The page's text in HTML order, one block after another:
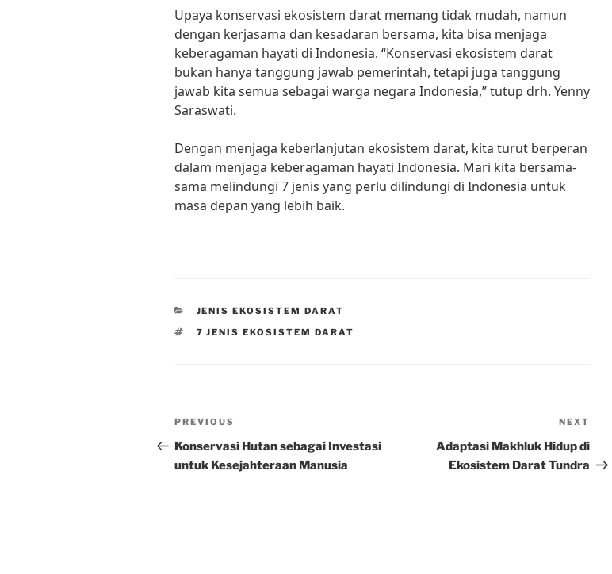
Upaya konservasi ekosistem darat memang tidak mudah, namun
dengan kerjasama dan kesadaran bersama, kita bisa menjaga
keberagaman hayati di Indonesia. “Konservasi ekosistem darat
bukan hanya tanggung jawab pemerintah, tetapi juga tanggung
jawab kita semua sebagai warga negara Indonesia,” tutup drh. Yenny
Saraswati.
Dengan menjaga keberlanjutan ekosistem darat, kita turut berperan
dalam menjaga keberagaman hayati Indonesia. Mari kita bersama-
sama melindungi 7 jenis yang perlu dilindungi di Indonesia untuk
masa depan yang lebih baik.
CATEGORIES
JENIS EKOSISTEM DARAT
TAGS
7 JENIS EKOSISTEM DARAT
Post
navigation
Previous
Post
PREVIOUS
Konservasi Hutan sebagai Investasi
untuk Kesejahteraan Manusia
Post
NEXT
Adaptasi Makhluk Hidup di
Ekosistem Darat Tundra